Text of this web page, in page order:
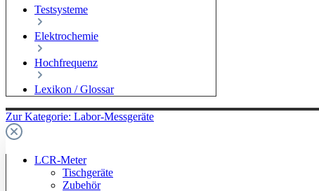
Testsysteme
Elektrochemie
Hochfrequenz
Lexikon / Glossar
Zur Kategorie: Labor-Messgeräte
LCR-Meter
Tischgeräte
Zubehör